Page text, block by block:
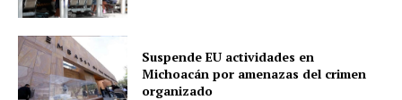
Suspende EU actividades en
Michoacán por amenazas del crimen
organizado